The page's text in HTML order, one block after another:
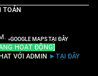
TOÁN
»GOOGLE MAPS TẠI ĐÂY
HOẠT ĐỘNG]
VỚI ADMIN ►TẠI ĐÂY